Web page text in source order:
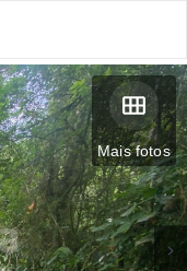
Mais fotos